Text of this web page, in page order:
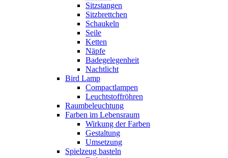
Sitzstangen
Sitzbrettchen
Schaukeln
Seile
Ketten
Näpfe
Badegelegenheit
Nachtlicht
Bird Lamp
Compactlampen
Leuchtstoffröhren
Raumbeleuchtung
Farben im Lebensraum
Wirkung der Farben
Gestaltung
Umsetzung
Spielzeug basteln